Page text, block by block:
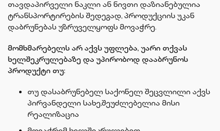
თავდაპირველი ნაკლი ან ნივთი დაზიანებულია
ტრანსპორტირების შედეგად, პროდუქციის უკან
დაბრუნებას უზრუველყოფს მოვაჭრე.
მომხმარებელს არ აქვს უფლება, უარი თქვას
ხელშეკრულებაზე და უპირობოდ დააბრუნოს
პროდუქტი თუ:
თუ დასაბრუნებელ საქონელ შეცვლილი აქვს
პირვანდელი სახე,შეუძლებელია მისი
რეალიზაცია